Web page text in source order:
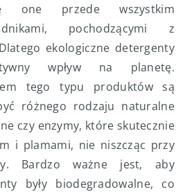
one przede wszystkim
pochodzącymi z
ekologiczne detergenty
wpływ na planetę.
tego typu produktów są
różnego rodzaju naturalne
czy enzymy, które skutecznie
i plamami, nie niszcząc przy
Bardzo ważne jest, aby
były biodegradowalne, co